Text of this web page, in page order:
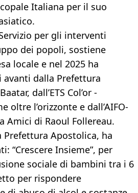
Italiana per il suo
per gli interventi
dei popoli, sostiene
locale e nel 2025 ha
dalla Prefettura
dall’ETS Col’or -
oltre l’orizzonte e dall’AIFO-
Amici di Raoul Follereau.
Prefettura Apostolica, ha
“Crescere Insieme”, per
sociale di bambini tra i 6
per rispondere